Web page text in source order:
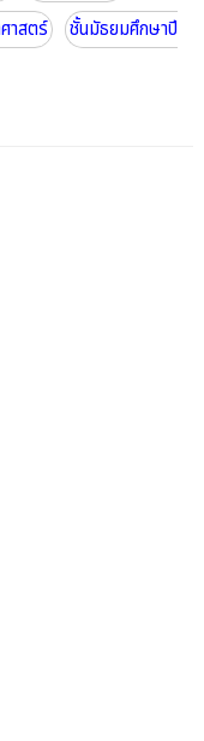
าสตร์
ชั้นมัธยมศึกษาปี